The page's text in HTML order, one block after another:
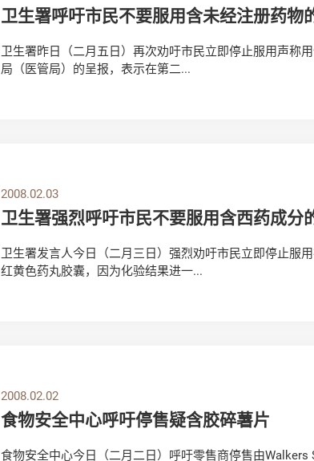
卫生署呼吁市民不要服用含未经注册药物
卫生署昨日（二月五日）再次劝吁市民立即停止服用声称
局（医管局）的呈报，表示在第二...
2008.02.03
卫生署强烈呼吁市民不要服用含西药成分
卫生署发言人今日（二月三日）强烈劝吁市民立即停止服
红黄色药丸胶囊，因为化验结果进一...
2008.02.02
食物安全中心呼吁停售疑含胶碎薯片
食物安全中心今日（二月二日）呼吁零售商停售由Walkers